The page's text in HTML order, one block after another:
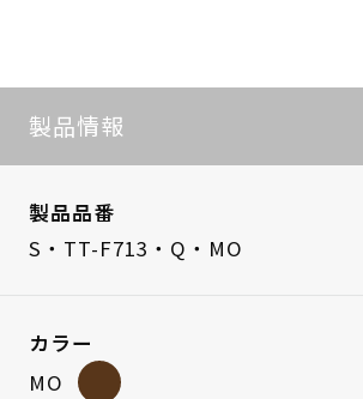
製品情報
製品品番
S・TT-F713・Q・MO
カラー
MO